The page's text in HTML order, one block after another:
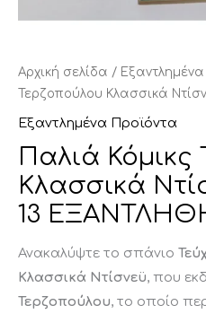
Αρχική σελίδα /
Τερζοπούλου Κλασσικά
Εξαντλημένα Προϊόντα
Παλιά Κόμικς
Κλασσικά
13
Ανακαλύψτε το σπάνιο
Κλασσικά Ντίσνεϋ, που
Τερζοπούλου, το οποίο